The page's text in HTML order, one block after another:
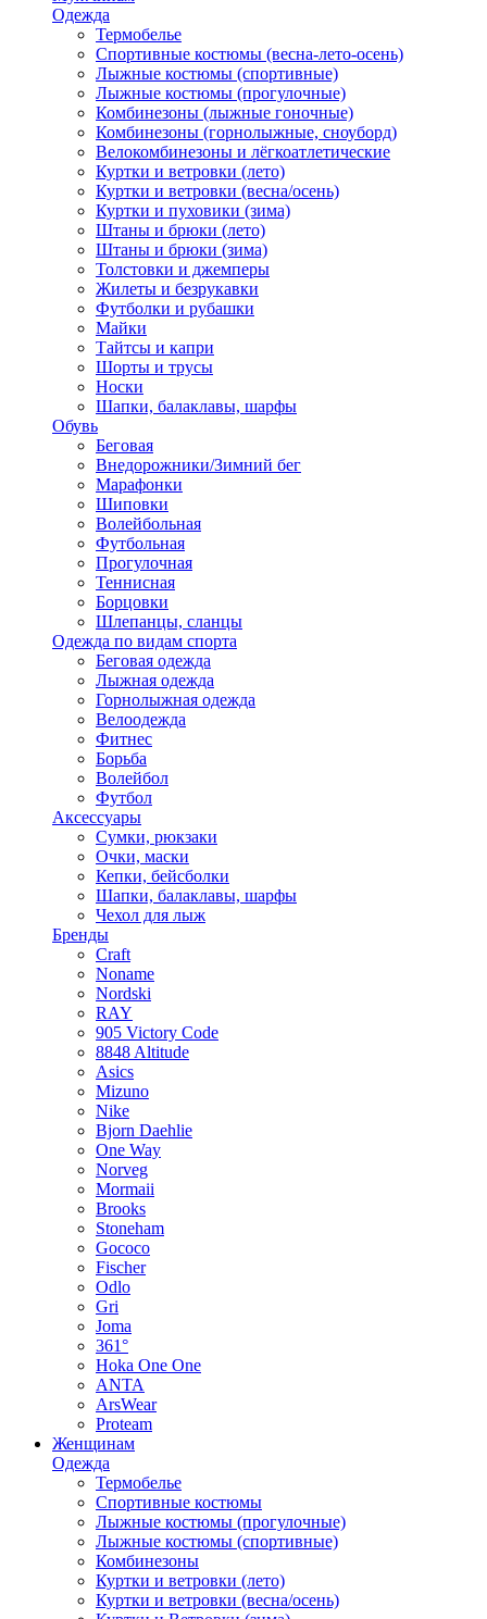
Одежда
Термобелье
Спортивные костюмы (весна-лето-осень)
Лыжные костюмы (спортивные)
Лыжные костюмы (прогулочные)
Комбинезоны (лыжные гоночные)
Комбинезоны (горнолыжные, сноуборд)
Велокомбинезоны и лёгкоатлетические
Куртки и ветровки (лето)
Куртки и ветровки (весна/осень)
Куртки и пуховики (зима)
Штаны и брюки (лето)
Штаны и брюки (зима)
Толстовки и джемперы
Жилеты и безрукавки
Футболки и рубашки
Майки
Тайтсы и капри
Шорты и трусы
Носки
Шапки, балаклавы, шарфы
Обувь
Беговая
Внедорожники/Зимний бег
Марафонки
Шиповки
Волейбольная
Футбольная
Прогулочная
Теннисная
Борцовки
Шлепанцы, сланцы
Одежда по видам спорта
Беговая одежда
Лыжная одежда
Горнолыжная одежда
Велоодежда
Фитнес
Борьба
Волейбол
Футбол
Аксессуары
Сумки, рюкзаки
Очки, маски
Кепки, бейсболки
Шапки, балаклавы, шарфы
Чехол для лыж
Бренды
Craft
Noname
Nordski
RAY
905 Victory Code
8848 Altitude
Asics
Mizuno
Nike
Bjorn Daehlie
One Way
Norveg
Mormaii
Brooks
Stoneham
Gococo
Fischer
Odlo
Gri
Joma
361°
Hoka One One
ANTA
ArsWear
Proteam
Женщинам
Одежда
Термобелье
Спортивные костюмы
Лыжные костюмы (прогулочные)
Лыжные костюмы (спортивные)
Комбинезоны
Куртки и ветровки (лето)
Куртки и ветровки (весна/осень)